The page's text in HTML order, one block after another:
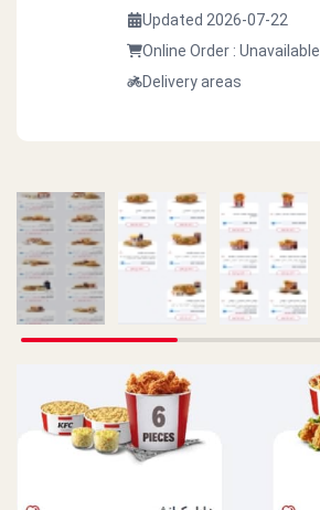
Updated 2026-07-22
Online Order : Unavailable
Delivery areas